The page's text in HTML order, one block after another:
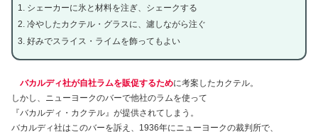
シェーカーに氷と材料を注ぎ、シェークする
冷やしたカクテル・グラスに、濾しながら注ぐ
好みでスライス・ライムを飾ってもよい
バカルディ社が自社ラムを販促するために考案したカクテル。
しかし、ニューヨークのバーで他社のラムを使って
『バカルディ・カクテル』が提供されてしまう。
バカルディ社はこのバーを訴え、1936年にニューヨークの裁判所で、